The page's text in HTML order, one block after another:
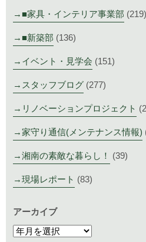
■家具・インテリア事業部 (219)
■新築部 (136)
イベント・見学会 (151)
スタッフブログ (277)
リノベーションプロジェクト
家守り通信(メンテナンス情報)
湘南の素敵な暮らし！ (39)
現場レポート (83)
アーカイブ